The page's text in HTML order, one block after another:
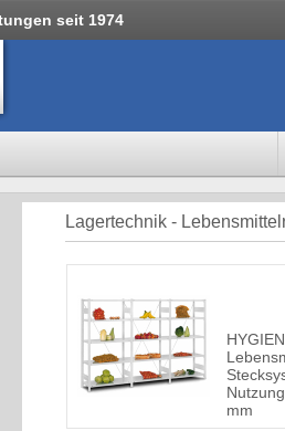
seit 1974
Lagertechnik -
mm